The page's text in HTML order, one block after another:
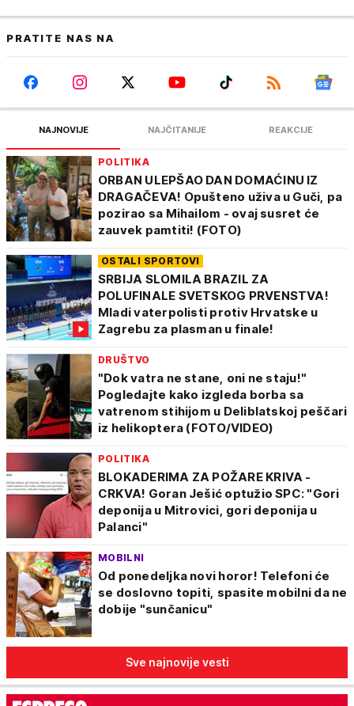
PRATITE NAS NA
NAJNOVIJE NAJČITANIJE REAKCIJE
POLITIKA
ORBAN ULEPŠAO DAN DOMAĆINU IZ
DRAGAČEVA! Opušteno uživa u Guči, pa
pozirao sa Mihailom - ovaj susret će
zauvek pamtiti! (FOTO)
OSTALI SPORTOVI
SRBIJA SLOMILA BRAZIL ZA
POLUFINALE SVETSKOG PRVENSTVA!
Mladi vaterpolisti protiv Hrvatske u
Zagrebu za plasman u finale!
DRUŠTVO
"Dok vatra ne stane, oni ne staju!"
Pogledajte kako izgleda borba sa
vatrenom stihijom u Deliblatskoj peščari
iz helikoptera (FOTO/VIDEO)
POLITIKA
BLOKADERIMA ZA POŽARE KRIVA -
CRKVA! Goran Ješić optužio SPC: "Gori
deponija u Mitrovici, gori deponija u
Palanci"
MOBILNI
Od ponedeljka novi horor! Telefoni će
se doslovno topiti, spasite mobilni da ne
dobije "sunčanicu"
Sve najnovije vesti